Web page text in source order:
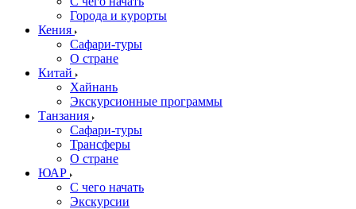
Города и курорты
Кения
Сафари-туры
О стране
Китай
Хайнань
Экскурсионные программы
Танзания
Сафари-туры
Трансферы
О стране
ЮАР
С чего начать
Экскурсии